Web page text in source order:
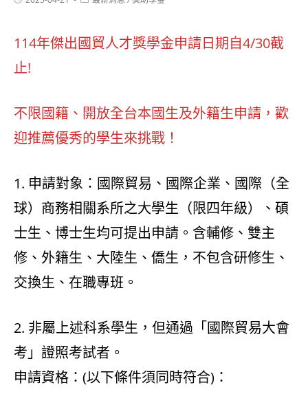
114年傑出國貿人才獎學金申請日期自4/30截
止!
不限國籍、開放全台本國生及外籍生申請，歡
迎推薦優秀的學生來挑戰！
1. 申請對象：國際貿易、國際企業、國際（全
球）商務相關系所之大學生（限四年級）、碩
士生、博士生均可提出申請。含輔修、雙主
修、外籍生、大陸生、僑生，不包含研修生、
交換生、在職專班。
2. 非屬上述科系學生，但通過「國際貿易大會
考」證照考試者。
申請資格：(以下條件須同時符合)：